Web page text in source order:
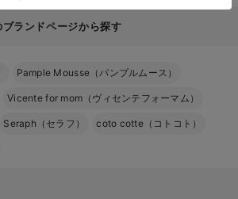
ランドページから探す
Pample Mousse（パンプルムース）
Vicente for mom（ヴィセンテフォーマム）
Seraph（セラフ） coto cotte（コトコト）